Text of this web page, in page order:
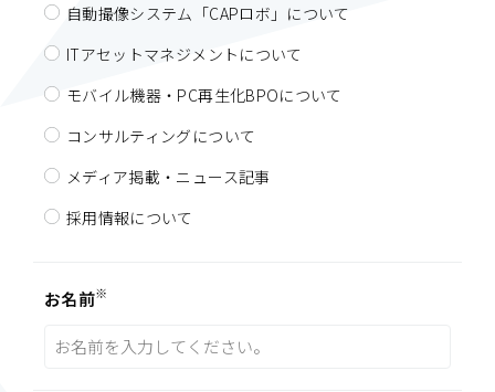
e-mail：info@cdrem.co.jp
個人情報を入力するにあたっての注意事項
必須項目のご入力がない場合は、ご連絡できないことがありま
すので、予めご了承ください。
本人が容易に認識できない方法による個人情報の
自動撮像システム「CAPロボ」について
ITアセットマネジメントについて
モバイル機器・PC再生化BPOについて
コンサルティングについて
メディア掲載・ニュース記事
採用情報について
お名前※